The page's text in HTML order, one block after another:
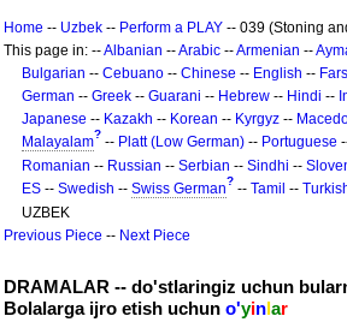
Home -- Uzbek -- Perform a PLAY -- 039 (Stoning
This page in: --Albanian --Arabic --Armenian --
Bulgarian -- Cebuano -- Chinese -- English --
German -- Greek -- Guarani -- Hebrew -- Hindi --
Japanese -- Kazakh -- Korean -- Kyrgyz --
Malayalam? -- Platt (Low German) -- Portuguese
Romanian -- Russian -- Serbian -- Sindhi --
ES -- Swedish -- Swiss German? -- Tamil --
UZBEK
Previous Piece -- Next Piece
DRAMALAR -- do'stlaringiz uchun
Bolalarga ijro etish uchun o'yinlar